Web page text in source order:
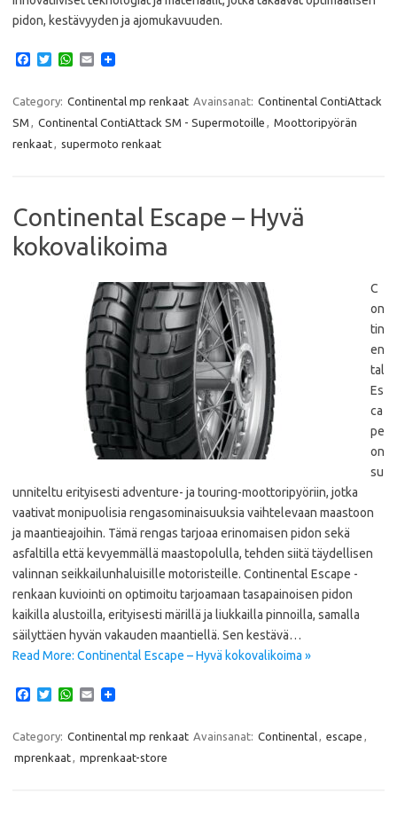
pidon, kestävyyden ja ajomukavuuden.​
e
o
o
T
t
e
r
W
t
A
p
E
i
l
Category: Continental mp renkaat Avainsanat: Continental ContiAttack
SM , Continental ContiAttack SM - Supermotoille , Moottoripyörän
renkaat, supermoto renkaat
Continental Escape – Hyvä
kokovalikoima
C
on
tin
en
tal
Es
ca
pe
on
su
unniteltu erityisesti adventure- ja touring-moottoripyöriin, jotka
vaativat monipuolisia rengasominaisuuksia vaihtelevaan maastoon
ja maantieajoihin. Tämä rengas tarjoaa erinomaisen pidon sekä
asfaltilla että kevyemmällä maastopolulla, tehden siitä täydellisen
valinnan seikkailunhaluisille motoristeille. Continental Escape -
renkaan kuviointi on optimoitu tarjoamaan tasapainoisen pidon
kaikilla alustoilla, erityisesti märillä ja liukkailla pinnoilla, samalla
säilyttäen hyvän vakauden maantiellä. Sen kestävä…
Read More: Continental Escape – Hyvä kokovalikoima »
e
o
T
t
e
W
t
A
E
i
Category: Continental mp renkaat Avainsanat: Continental, escape ,
mprenkaat, mprenkaat-store